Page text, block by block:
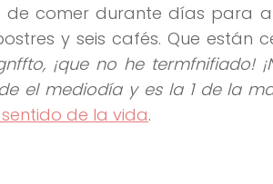
de comer durante días para
y seis cafés. Que están
¡que no he termfnifiado!
el mediodía y es la 1 de la
de la vida.